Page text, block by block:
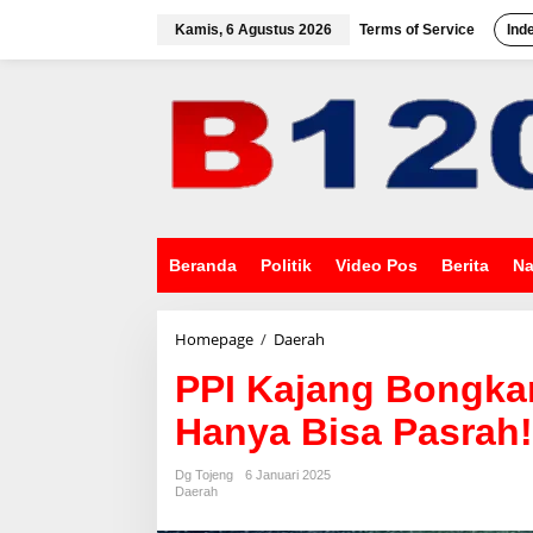
Kamis, 6 Agustus 2026 Terms of Service
Beranda Politik Video Pos Berita
Homepage / Daerah
K
a
j
a
PPI Kajang
Hanya Bisa Pasrah!
Dg Tojeng
6 Januari 2025
Daerah